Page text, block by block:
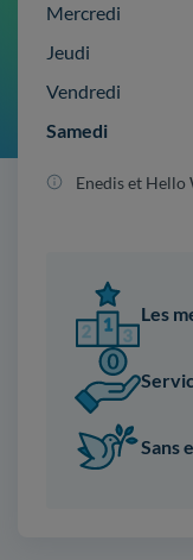
Mercredi
Jeudi
Vendredi
Samedi
Enedis et
Les
Sans